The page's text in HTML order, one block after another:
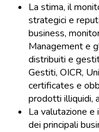
La stima, il
strategici e
business,
Management e
distribuiti e
Gestiti, OICR,
certificates e
prodotti illiquidi,
La valutazione
dei principali